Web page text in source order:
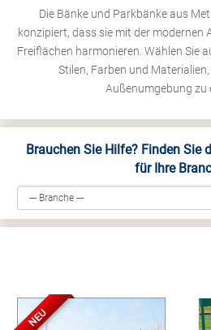
Die Bänke und Parkbänke aus
konzipiert, dass sie mit der
Freiflächen harmonieren. Wählen Sie
Stilen, Farben und
Außenumgebung zu
Brauchen Sie Hilfe? Finden Sie
für Ihre
NEU